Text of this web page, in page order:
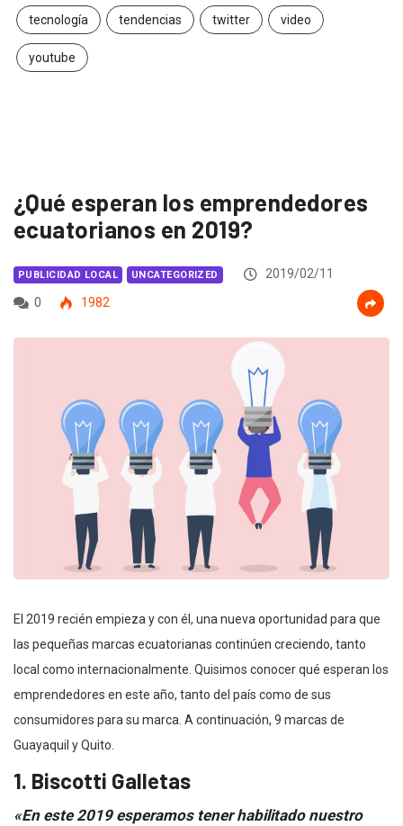
tecnología tendencias twitter video
youtube
¿Qué esperan los emprendedores
ecuatorianos en 2019?
PUBLICIDAD LOCAL UNCATEGORIZED
2019/02/11
0
1982
El 2019 recién empieza y con él, una nueva oportunidad para que
las pequeñas marcas ecuatorianas continúen creciendo, tanto
local como internacionalmente. Quisimos conocer qué esperan los
emprendedores en este año, tanto del país como de sus
consumidores para su marca. A continuación, 9 marcas de
Guayaquil y Quito.
1. Biscotti Galletas
«En este 2019 esperamos tener habilitado nuestro